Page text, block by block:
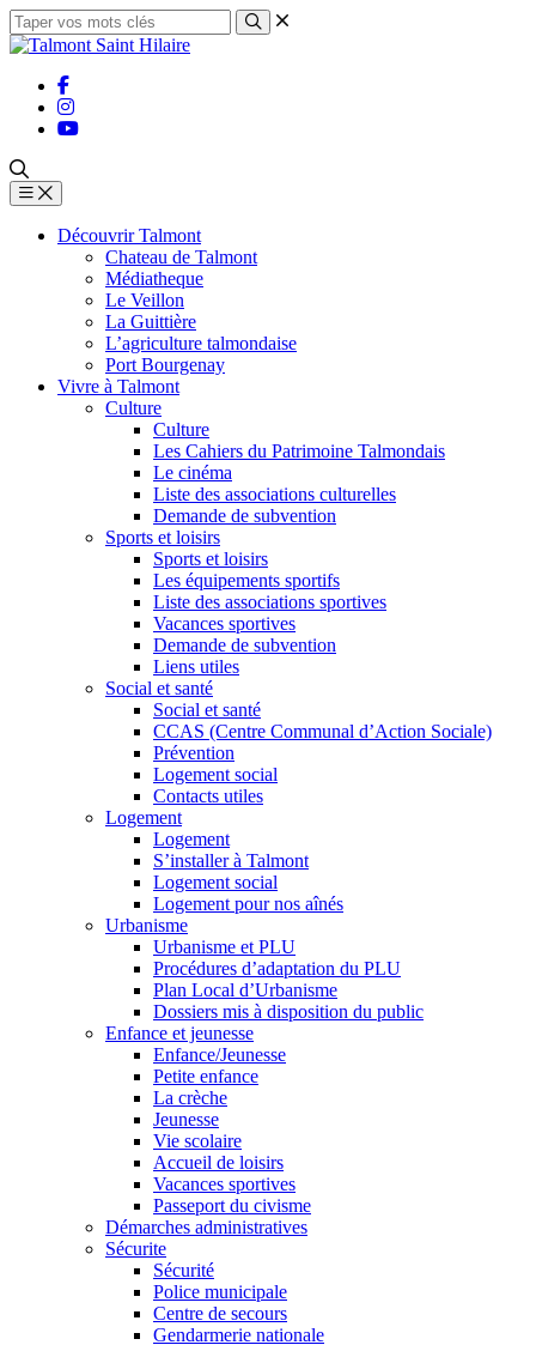
Découvrir Talmont
Chateau de Talmont
Médiatheque
Le Veillon
La Guittière
L’agriculture talmondaise
Port Bourgenay
Vivre à Talmont
Culture
Culture
Les Cahiers du Patrimoine Talmondais
Le cinéma
Liste des associations culturelles
Demande de subvention
Sports et loisirs
Sports et loisirs
Les équipements sportifs
Liste des associations sportives
Vacances sportives
Demande de subvention
Liens utiles
Social et santé
Social et santé
CCAS (Centre Communal d’Action Sociale)
Prévention
Logement social
Contacts utiles
Logement
Logement
S’installer à Talmont
Logement social
Logement pour nos aînés
Urbanisme
Urbanisme et PLU
Procédures d’adaptation du PLU
Plan Local d’Urbanisme
Dossiers mis à disposition du public
Enfance et jeunesse
Enfance/Jeunesse
Petite enfance
La crèche
Jeunesse
Vie scolaire
Accueil de loisirs
Vacances sportives
Passeport du civisme
Démarches administratives
Sécurite
Sécurité
Police municipale
Centre de secours
Gendarmerie nationale